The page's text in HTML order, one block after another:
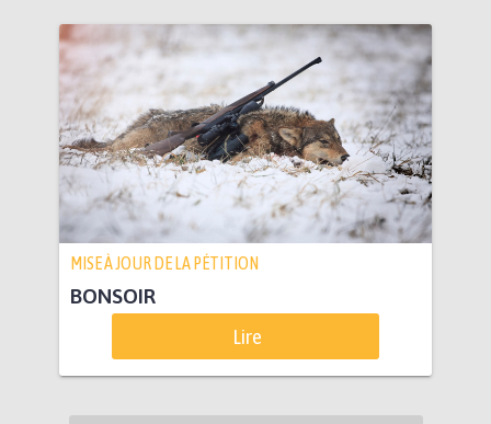
MISE À JOUR DE LA PÉTITION
BONSOIR
Lire